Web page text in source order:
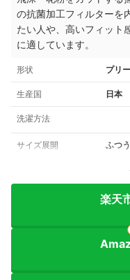
の抗菌加工フィルターを
たい人や、高いフィット
に適しています。
形状 プリ
生産国 日本
洗濯方法
サイズ展開 ふつう
楽天